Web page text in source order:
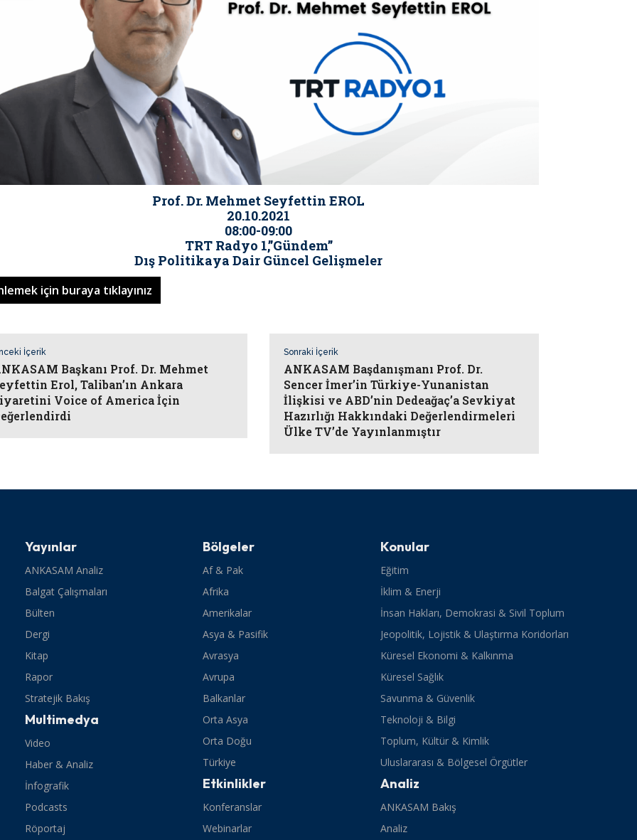
Prof. Dr. Mehmet Seyfettin EROL
20.10.2021
08:00-09:00
TRT Radyo 1,”Gündem”
Dış Politikaya Dair Güncel Gelişmeler
için buraya tıklayınız
İçerik
Başkanı Prof. Dr. Mehmet
Erol, Taliban’ın Ankara
Voice of America İçin
Sonraki İçerik
ANKASAM Başdanışmanı Prof. Dr.
Sencer İmer’in Türkiye-Yunanistan
İlişkisi ve ABD’nin Dedeağaç’a Sevkiyat
Hazırlığı Hakkındaki Değerlendirmeleri
Ülke TV’de Yayınlanmıştır
Yayınlar
ANKASAM Analiz
Balgat Çalışmaları
Bülten
Dergi
Kitap
Rapor
Stratejik Bakış
Multimedya
Video
Haber & Analiz
İnfografik
Podcasts
Röportaj
Bölgeler
Af & Pak
Afrika
Amerikalar
Asya & Pasifik
Avrasya
Avrupa
Balkanlar
Orta Asya
Orta Doğu
Türkiye
Etkinlikler
Konferanslar
Webinarlar
Konular
Eğitim
İklim & Enerji
İnsan Hakları, Demokrasi & Sivil Toplum
Jeopolitik, Lojistik & Ulaştırma Koridorları
Küresel Ekonomi & Kalkınma
Küresel Sağlık
Savunma & Güvenlik
Teknoloji & Bilgi
Toplum, Kültür & Kimlik
Uluslararası & Bölgesel Örgütler
Analiz
ANKASAM Bakış
Analiz